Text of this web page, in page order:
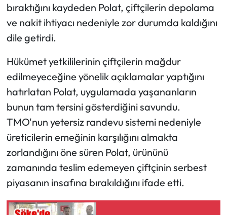
bıraktığını kaydeden Polat, çiftçilerin depolama
ve nakit ihtiyacı nedeniyle zor durumda kaldığını
dile getirdi.
Hükümet yetkililerinin çiftçilerin mağdur
edilmeyeceğine yönelik açıklamalar yaptığını
hatırlatan Polat, uygulamada yaşananların
bunun tam tersini gösterdiğini savundu.
TMO'nun yetersiz randevu sistemi nedeniyle
üreticilerin emeğinin karşılığını almakta
zorlandığını öne süren Polat, ürününü
zamanında teslim edemeyen çiftçinin serbest
piyasanın insafına bırakıldığını ifade etti.